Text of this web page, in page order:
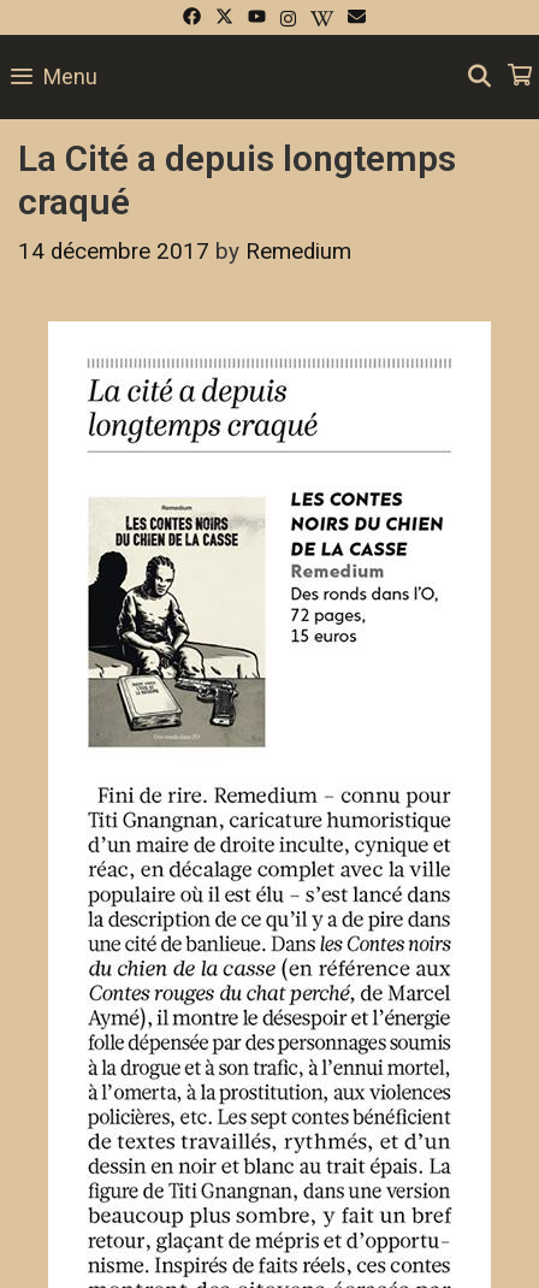
Menu
La Cité a depuis longtemps
craqué
14 décembre 2017 by Remedium